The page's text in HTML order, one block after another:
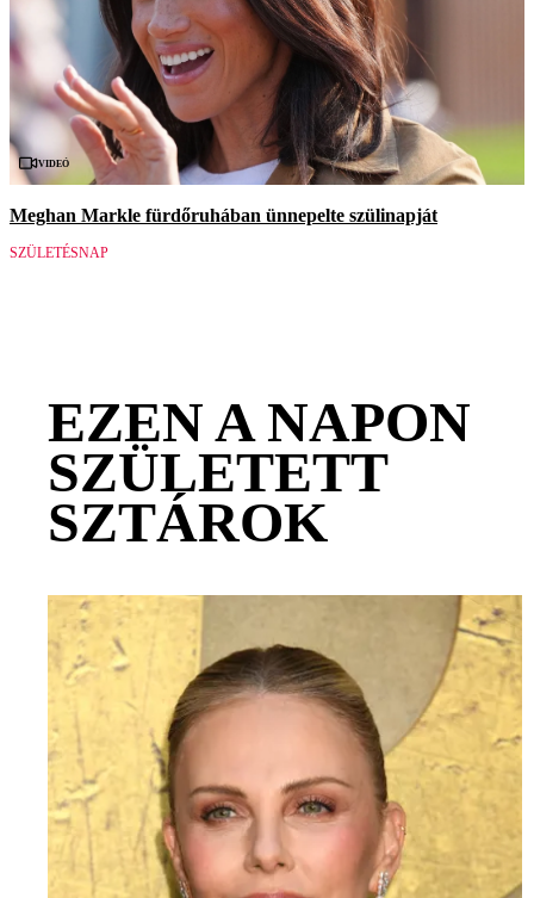
Videó
Meghan Markle fürdőruhában ünnepelte szülinapját
SZÜLETÉSNAP
EZEN A NAPON
SZÜLETETT
SZTÁROK